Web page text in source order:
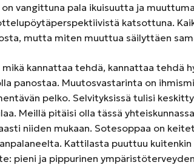
on vangittuna pala ikuisuutta ja
katsottuna.
mutta miten muuttua säilyttäen
mikä kannattaa tehdä, kannattaa tehdä
panostaa. Muutosvastarinta on
pelko. Selvityksissä tulisi
Meillä pitäisi olla tässä
niiden mukaan. Sotesoppaa on
Kattilasta puuttuu
pieni ja pippurinen